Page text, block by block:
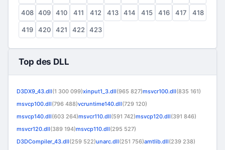
408 409 410 411 412 413 414 415 416 417 418
419 420 421 422 423
Top des DLL
D3DX9_43.dll(1 300 099)xinput1_3.dll(965 827)msvcr100.dll(835 161)
msvcp100.dll(796 488)vcruntime140.dll(729 120)
msvcp140.dll(603 264)msvcr110.dll(591 742)msvcp120.dll(391 846)
msvcr120.dll(389 194)msvcp110.dll(295 527)
D3DCompiler_43.dll(259 522)unarc.dll(251 756)amtlib.dll(239 238)